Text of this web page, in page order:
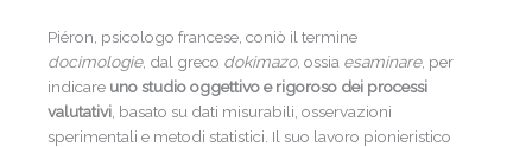
Piéron, psicologo francese, coniò il termine
docimologie, dal greco dokimazo, ossia esaminare, per
indicare uno studio oggettivo e rigoroso dei processi
valutativi , basato su dati misurabili, osservazioni
sperimentali e metodi statistici. Il suo lavoro pionieristico